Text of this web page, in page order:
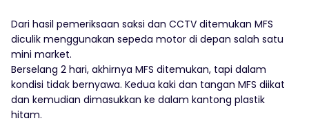
Dari hasil pemeriksaan saksi dan CCTV ditemukan MFS
diculik menggunakan sepeda motor di depan salah satu
mini market.
Berselang 2 hari, akhirnya MFS ditemukan, tapi dalam
kondisi tidak bernyawa. Kedua kaki dan tangan MFS diikat
dan kemudian dimasukkan ke dalam kantong plastik
hitam.